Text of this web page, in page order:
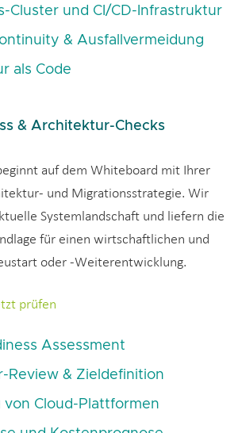
Cluster und CI/CD-Infrastruktur
& Ausfallvermeidung
als Code
& Architektur-Checks
auf dem Whiteboard mit Ihrer
und Migrationsstrategie. Wir
Systemlandschaft und liefern die
für einen wirtschaftlichen und
oder -Weiterentwicklung.
prüfen
Assessment
Review & Zieldefinition
von Cloud-Plattformen